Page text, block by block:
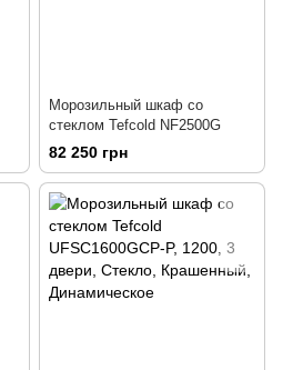
Морозильный шкаф со
стеклом Tefcold NF2500G
82 250 грн